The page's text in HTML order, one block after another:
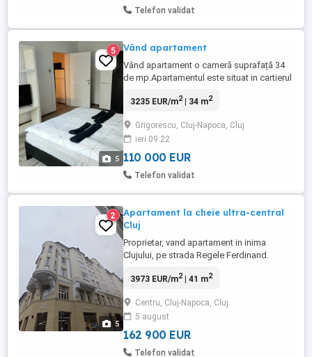
Telefon validat
5
5 Vând apartament
Vând apartament o cameră suprafață 34
de mp.Apartamentul este situat in cartierul
termopan,ușa metalică,mobilat.In zona
1 min distanta.pret 110 000 E negociabil
3235 EUR/m2| 34 m2
Grigorescu, Cluj-Napoca, Cluj
ieri 09:22
110 000 EUR
Telefon validat
5
2
Apartament la cheie ultra-central
Cluj
Proprietar, vand apartament in inima
Clujului, pe strada Regele Ferdinand.
din cele 4 blocuri cu lift istoric si
41mp, finisat mobilat utilat, predare la
cheie. Ideal pentru inchiriere sau chiar
regim AirBNB, cu un randament ...
3973 EUR/m2| 41 m2
Centru, Cluj-Napoca, Cluj
5 august
162 900 EUR
Telefon validat